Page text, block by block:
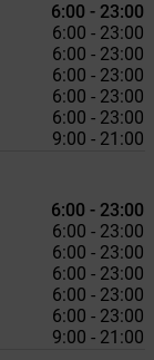
6:00 - 23:00
6:00 - 23:00
6:00 - 23:00
6:00 - 23:00
6:00 - 23:00
6:00 - 23:00
9:00 - 21:00
6:00 - 23:00
6:00 - 23:00
6:00 - 23:00
6:00 - 23:00
6:00 - 23:00
6:00 - 23:00
9:00 - 21:00